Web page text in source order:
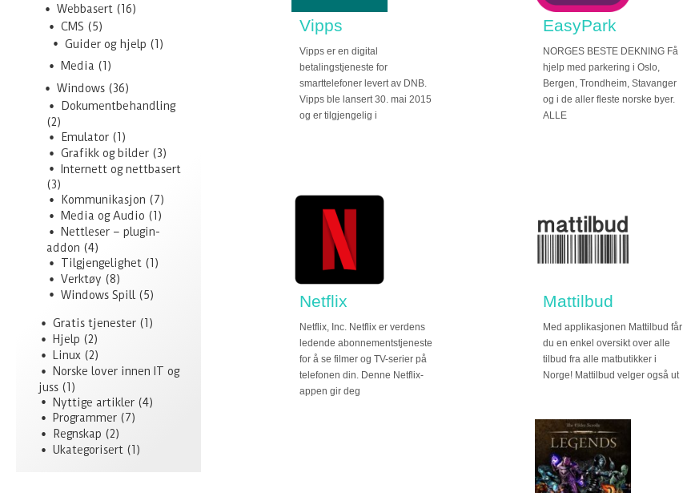
Webbasert (16)
CMS (5)
Guider og hjelp (1)
Media (1)
Windows (36)
Dokumentbehandling
(2)
Emulator (1)
Grafikk og bilder (3)
Internett og nettbasert
(3)
Kommunikasjon (7)
Media og Audio (1)
Nettleser – plugin-
addon (4)
Tilgjengelighet (1)
Verktøy (8)
Windows Spill (5)
Gratis tjenester (1)
Hjelp (2)
Linux (2)
Norske lover innen IT og
juss (1)
Nyttige artikler (4)
Programmer (7)
Regnskap (2)
Ukategorisert (1)
Vipps
Vipps er en digital
betalingstjeneste for
smarttelefoner levert av DNB.
Vipps ble lansert 30. mai 2015
og er tilgjengelig i
EasyPark
NORGES BESTE DEKNING Få
hjelp med parkering i Oslo,
Bergen, Trondheim, Stavanger
og i de aller fleste norske byer.
ALLE
Netflix
Netflix, Inc. Netflix er verdens
ledende abonnementstjeneste
for å se filmer og TV-serier på
telefonen din. Denne Netflix-
appen gir deg
Mattilbud
Med applikasjonen Mattilbud får
du en enkel oversikt over alle
tilbud fra alle matbutikker i
Norge! Mattilbud velger også ut